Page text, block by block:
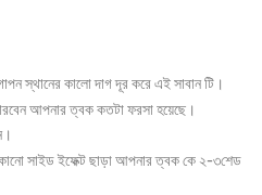
স্থানের কালো দাগ দূর করে এই সাবান টি।
আপনার ত্বক কতটা ফরসা হয়েছে।
সাইড ইফেক্ট ছাড়া আপনার ত্বক কে ২-৩শেড